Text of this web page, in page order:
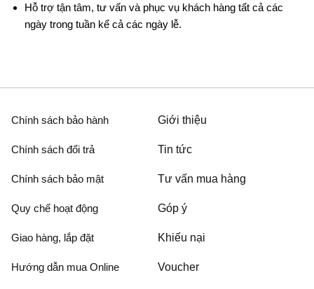
Hỗ trợ tận tâm, tư vấn và phục vụ khách hàng tất cả các
ngày trong tuần kể cả các ngày lễ.
Chính sách bảo hành
Chính sách đổi trả
Chính sách bảo mật
Quy chế hoạt động
Giao hàng, lắp đặt
Hướng dẫn mua Online
Giới thiệu
Tin tức
Tư vấn mua hàng
Góp ý
Khiếu nại
Voucher